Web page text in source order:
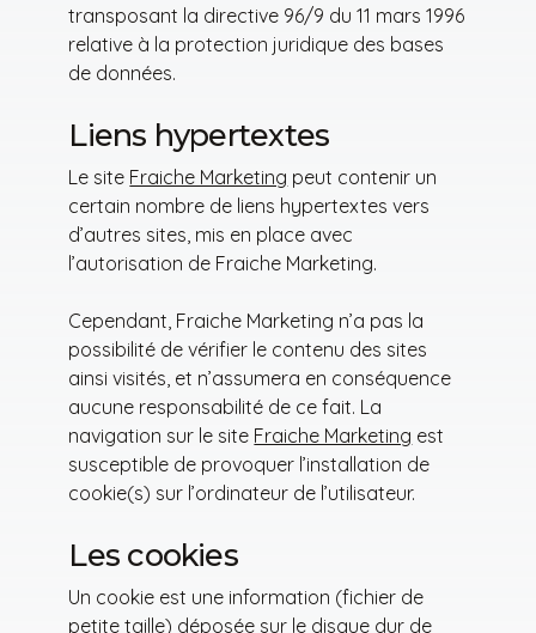
transposant la directive 96/9 du 11 mars 1996
relative à la protection juridique des bases
de données.
Liens hypertextes
Le site Fraiche Marketing peut contenir un
certain nombre de liens hypertextes vers
d’autres sites, mis en place avec
l’autorisation de Fraiche Marketing.
Cependant, Fraiche Marketing n’a pas la
possibilité de vérifier le contenu des sites
ainsi visités, et n’assumera en conséquence
aucune responsabilité de ce fait. La
navigation sur le site Fraiche Marketing est
susceptible de provoquer l’installation de
cookie(s) sur l’ordinateur de l’utilisateur.
Les cookies
Un cookie est une information (fichier de
petite taille) déposée sur le disque dur de